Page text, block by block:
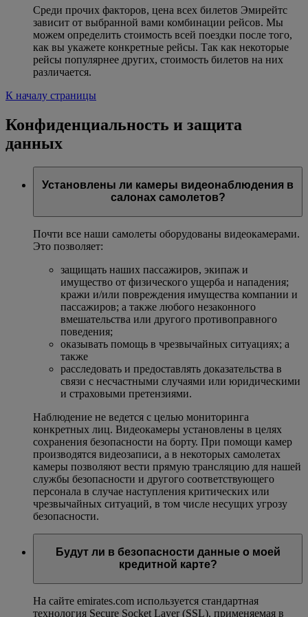
Среди прочих факторов, цена всех билетов Эмирейтс
зависит от выбранной вами комбинации рейсов. Мы
можем определить стоимость всей поездки после того,
как вы укажете конкретные рейсы. Так как некоторые
рейсы популярнее других, стоимость билетов на них
различается.
К началу страницы
Конфиденциальность и защита
данных
Установлены ли камеры видеонаблюдения в
салонах самолетов?
Почти все наши самолеты оборудованы видеокамерами.
Это позволяет:
защищать наших пассажиров, экипаж и
имущество от физического ущерба и нападения;
кражи и/или повреждения имущества компании и
пассажиров; а также любого незаконного
вмешательства или другого противоправного
поведения;
оказывать помощь в чрезвычайных ситуациях; а
также
расследовать и предоставлять доказательства в
связи с несчастными случаями или юридическими
и страховыми претензиями.
Наблюдение не ведется с целью мониторинга
конкретных лиц. Видеокамеры установлены в целях
сохранения безопасности на борту. При помощи камер
производятся видеозаписи, а в некоторых самолетах
камеры позволяют вести прямую трансляцию для нашей
службы безопасности и другого соответствующего
персонала в случае наступления критических или
чрезвычайных ситуаций, в том числе несущих угрозу
безопасности.
Будут ли в безопасности данные о моей
кредитной карте?
На сайте emirates.com используется стандартная
технология Secure Socket Layer (SSL), применяемая в